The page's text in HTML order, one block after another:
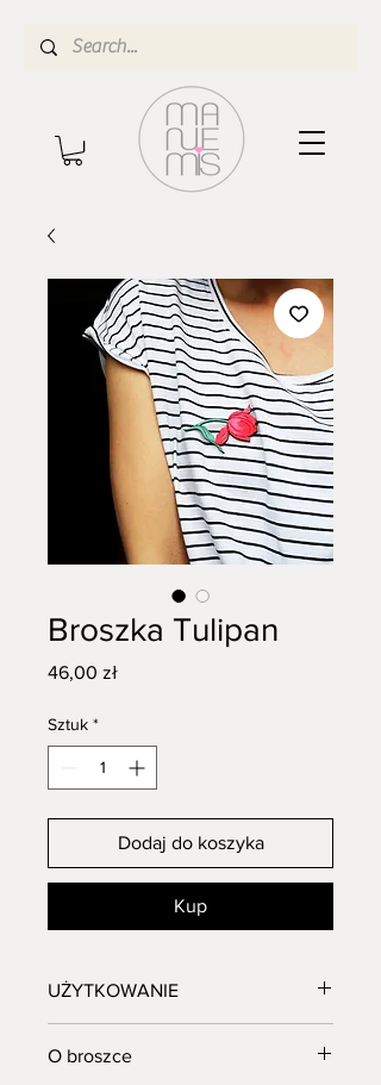
Broszka Tulipan
46,00 złCena
Sztuk *
Dodaj do koszyka
Kup
UŻYTKOWANIE
Angelika Kulpa.Biżuterię przechowuj w
O broszce